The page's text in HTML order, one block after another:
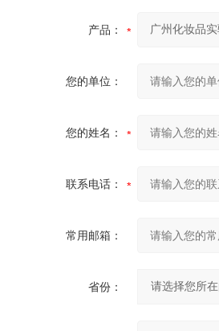
产品：
您的单位：
您的姓名：
联系电话：
常用邮箱：
省份：